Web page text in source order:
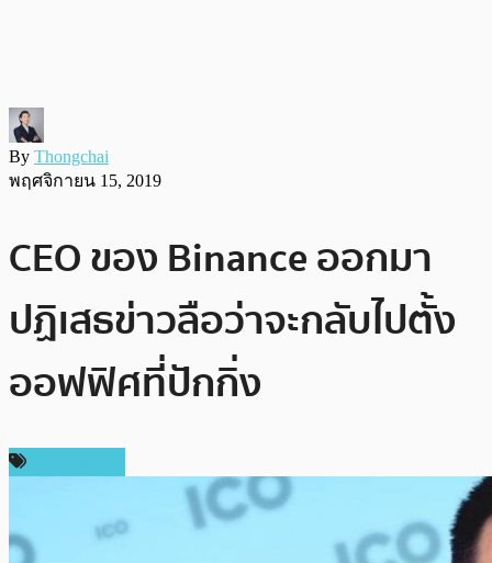
By Thongchai
พฤศจิกายน 15, 2019
CEO ของ Binance ออกมา
ปฏิเสธข่าวลือว่าจะกลับไปตั้ง
ออฟฟิศที่ปักกิ่ง